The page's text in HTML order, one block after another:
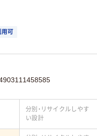
用可
分別・リサイクルしやす
い設計